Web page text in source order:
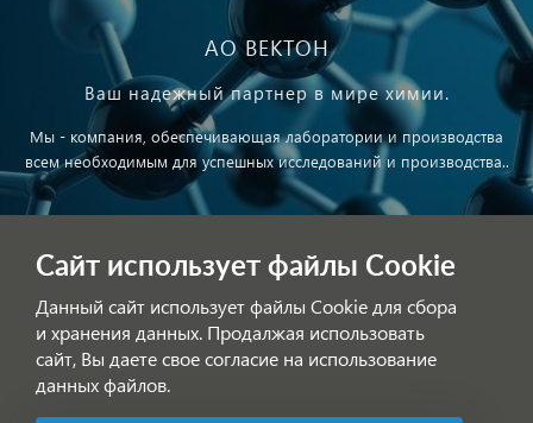
АО ВЕКТОН
Ваш надежный партнер в мире химии.
Мы - компания, обеспечивающая лаборатории и производства
всем необходимым для успешных исследований и производства..
Обработка персональных данных
Сайт использует файлы Cookie
Данный сайт использует файлы Cookie для сбора
и хранения данных. Продалжая использовать
сайт, Вы даете свое согласие на использование
данных файлов.